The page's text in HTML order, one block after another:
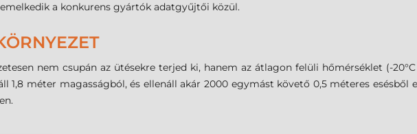
a konkurens gyártók adatgyűjtői közül.
nem csupán az ütésekre terjed ki, hanem az átlagon felüli hőmérséklet (-
1,8 méter magasságból, és ellenáll akár 2000 egymást követő 0,5 méteres esésből